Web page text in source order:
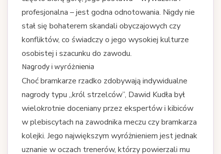
profesjonalna – jest godna odnotowania. Nigdy nie
stał się bohaterem skandali obyczajowych czy
konfliktów, co świadczy o jego wysokiej kulturze
osobistej i szacunku do zawodu.
Nagrody i wyróżnienia
Choć bramkarze rzadko zdobywają indywidualne
nagrody typu „król strzelców”, Dawid Kudła był
wielokrotnie doceniany przez ekspertów i kibiców
w plebiscytach na zawodnika meczu czy bramkarza
kolejki. Jego największym wyróżnieniem jest jednak
uznanie w oczach trenerów, którzy powierzali mu